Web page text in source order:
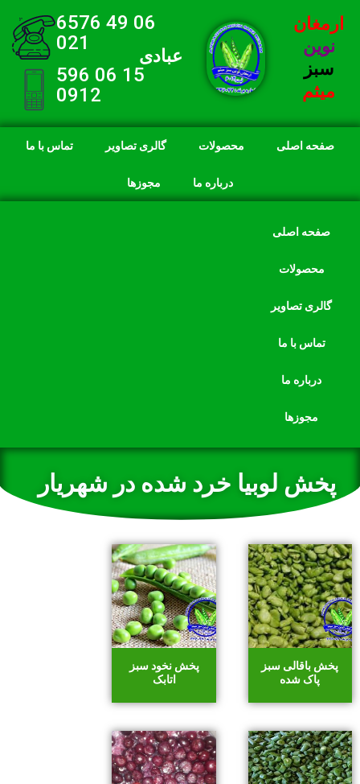
ارمغان
نوین
سبز
میثم
06 49 6576
021
عبادی
15 06 596
0912
صفحه اصلی محصولات گالری تصاویر تماس با ما
درباره ما مجوزها
صفحه اصلی
محصولات
گالری تصاویر
تماس با ما
درباره ما
مجوزها
پخش لوبیا خرد شده در شهریار
پخش باقالی سبز
پاک شده
پخش نخود سبز
اتابک